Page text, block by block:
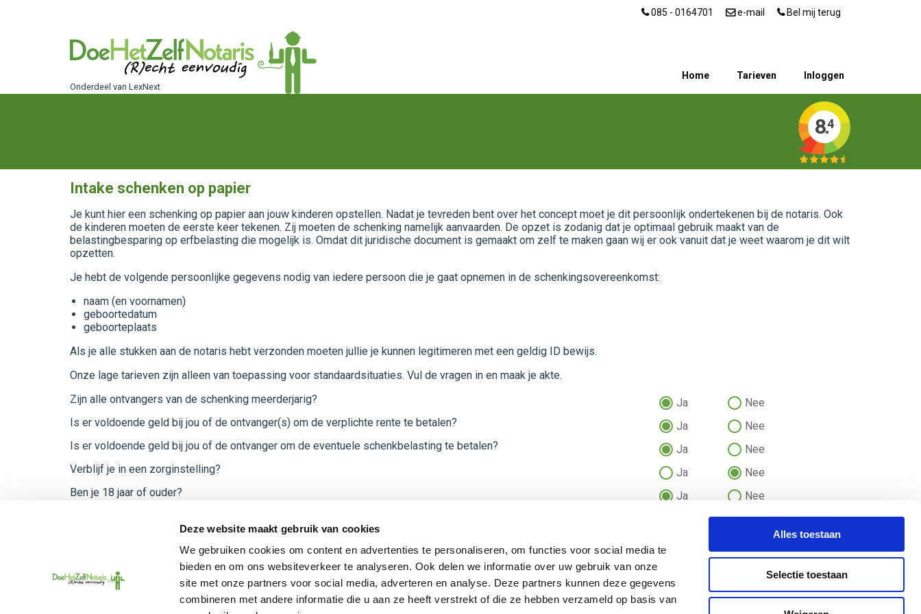
Deze website maakt gebruik van cookies
We gebruiken cookies om content en advertenties te personaliseren, om functies voor social media te
bieden en om ons websiteverkeer te analyseren. Ook delen we informatie over uw gebruik van onze
site met onze partners voor social media, adverteren en analyse. Deze partners kunnen deze gegevens
combineren met andere informatie die u aan ze heeft verstrekt of die ze hebben verzameld op basis van
Alles toestaan
Selectie toestaan
085 - 0164701 e-mail Bel mij terug
Onderdeel van LexNext
Home Tarieven Inloggen
8.4
Intake schenken op papier
Je kunt hier een schenking op papier aan jouw kinderen opstellen. Nadat je tevreden bent over het concept moet je dit persoonlijk ondertekenen bij de notaris. Ook
de kinderen moeten de eerste keer tekenen. Zij moeten de schenking namelijk aanvaarden. De opzet is zodanig dat je optimaal gebruik maakt van de
belastingbesparing op erfbelasting die mogelijk is. Omdat dit juridische document is gemaakt om zelf te maken gaan wij er ook vanuit dat je weet waarom je dit wilt
opzetten.
Je hebt de volgende persoonlijke gegevens nodig van iedere persoon die je gaat opnemen in de schenkingsovereenkomst:
naam (en voornamen)
geboortedatum
geboorteplaats
Als je alle stukken aan de notaris hebt verzonden moeten jullie je kunnen legitimeren met een geldig ID bewijs.
Onze lage tarieven zijn alleen van toepassing voor standaardsituaties. Vul de vragen in en maak je akte.
Zijn alle ontvangers van de schenking meerderjarig?
Ja
Nee
Is er voldoende geld bij jou of de ontvanger(s) om de verplichte rente te betalen?
Ja
Nee
Is er voldoende geld bij jou of de ontvanger om de eventuele schenkbelasting te betalen?
Ja
Nee
Verblijf je in een zorginstelling?
Ja
Nee
Ben je 18 jaar of ouder?
Ja
Nee
Nee